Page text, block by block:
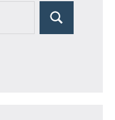
B